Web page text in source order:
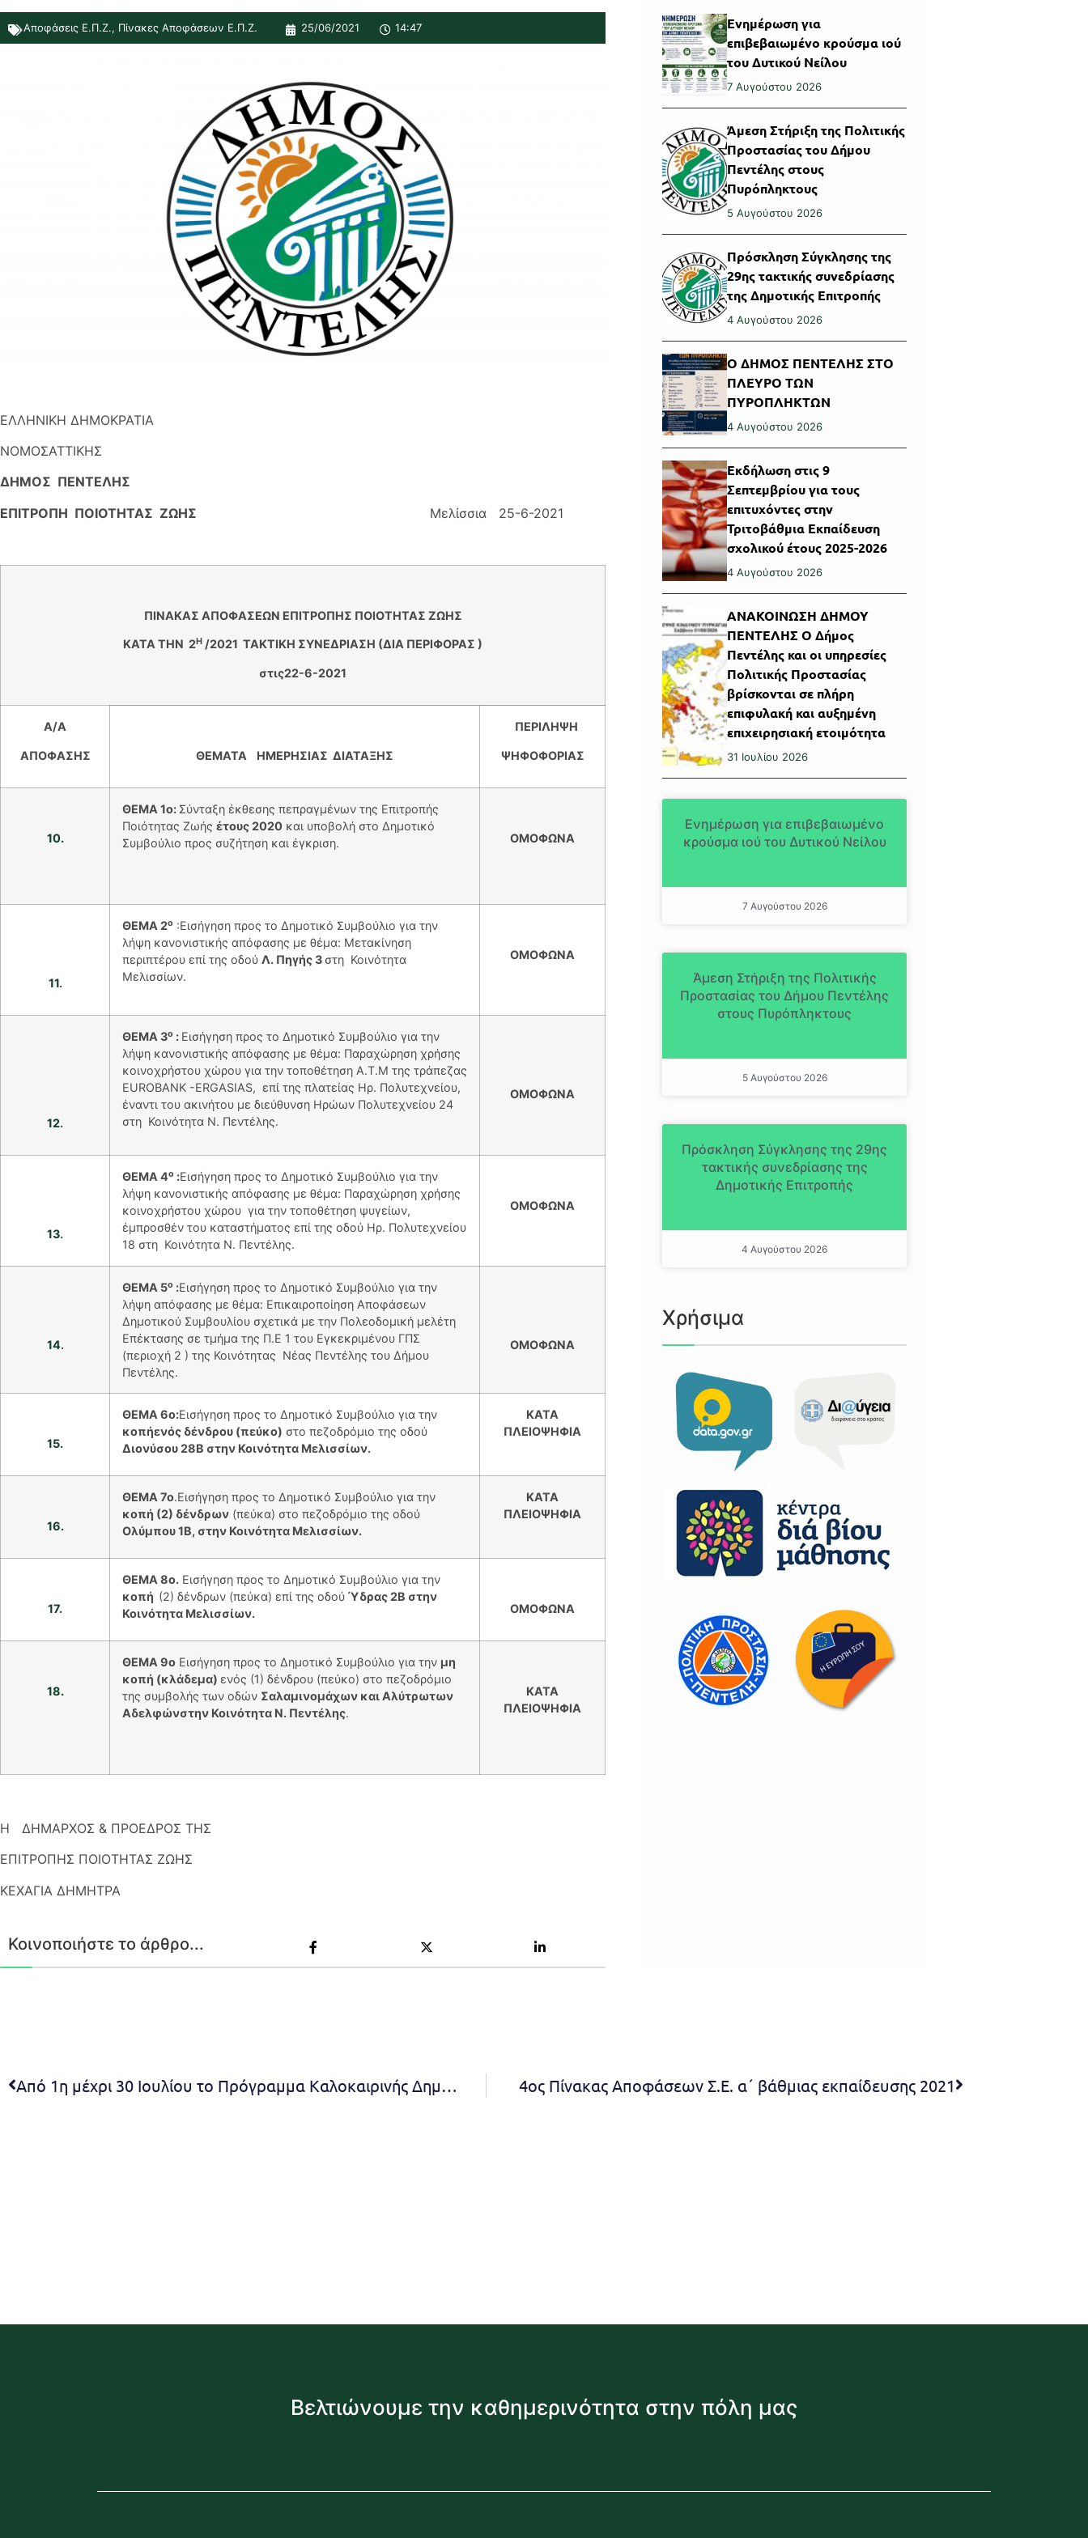
Αποφάσεις Ε.Π.Ζ., Πίνακες Αποφάσεων Ε.Π.Ζ. 25/06/2021 14:47
ΕΛΛΗΝΙΚΗ ΔΗΜΟΚΡΑΤΙΑ
ΝΟΜΟΣΑΤΤΙΚΗΣ
ΔΗΜΟΣ ΠΕΝΤΕΛΗΣ
ΕΠΙΤΡΟΠΗ ΠΟΙΟΤΗΤΑΣ ΖΩΗΣ Μελίσσια 25-6-2021
ΠΙΝΑΚΑΣ ΑΠΟΦΑΣΕΩΝ ΕΠΙΤΡΟΠΗΣ ΠΟΙΟΤΗΤΑΣ ΖΩΗΣ
ΚΑΤΑ ΤΗΝ 2Η /2021 ΤΑΚΤΙΚΗ ΣΥΝΕΔΡΙΑΣΗ (ΔΙΑ ΠΕΡΙΦΟΡΑΣ )
στις22-6-2021
Α/Α
ΑΠΟΦΑΣΗΣ ΘΕΜΑΤΑ ΗΜΕΡΗΣΙΑΣ ΔΙΑΤΑΞΗΣ
ΠΕΡΙΛΗΨΗ
ΨΗΦΟΦΟΡΙΑΣ
10.
ΘΕΜΑ 1ο: Σύνταξη έκθεσης πεπραγμένων της Επιτροπής
Ποιότητας Ζωής έτους 2020 και υποβολή στο Δημοτικό
Συμβούλιο προς συζήτηση και έγκριση.
ΟΜΟΦΩΝΑ
11.
ΘΕΜΑ 2ο :Εισήγηση προς το Δημοτικό Συμβούλιο για την
λήψη κανονιστικής απόφασης με θέμα: Μετακίνηση
περιπτέρου επί της οδού Λ. Πηγής 3στη Κοινότητα
Μελισσίων.
ΟΜΟΦΩΝΑ
12.
ΘΕΜΑ 3ο : Εισήγηση προς το Δημοτικό Συμβούλιο για την
λήψη κανονιστικής απόφασης με θέμα: Παραχώρηση χρήσης
κοινοχρήστου χώρου για την τοποθέτηση Α.Τ.Μ της τράπεζας
EUROBANK -ERGASIAS, επί της πλατείας Ηρ. Πολυτεχνείου,
έναντι του ακινήτου με διεύθυνση Ηρώων Πολυτεχνείου 24
στη Κοινότητα Ν. Πεντέλης.
ΟΜΟΦΩΝΑ
13.
ΘΕΜΑ 4ο :Εισήγηση προς το Δημοτικό Συμβούλιο για την
λήψη κανονιστικής απόφασης με θέμα: Παραχώρηση χρήσης
κοινοχρήστου χώρου για την τοποθέτηση ψυγείων,
έμπροσθέν του καταστήματος επί της οδού Ηρ. Πολυτεχνείου
18 στη Κοινότητα Ν. Πεντέλης.
ΟΜΟΦΩΝΑ
14.
ΘΕΜΑ 5ο :Εισήγηση προς το Δημοτικό Συμβούλιο για την
λήψη απόφασης με θέμα: Επικαιροποίηση Αποφάσεων
Δημοτικού Συμβουλίου σχετικά με την Πολεοδομική μελέτη
Επέκτασης σε τμήμα της Π.Ε 1 του Εγκεκριμένου ΓΠΣ
(περιοχή 2 ) της Κοινότητας Νέας Πεντέλης του Δήμου
Πεντέλης.
ΟΜΟΦΩΝΑ
15.
ΘΕΜΑ 6ο:Εισήγηση προς το Δημοτικό Συμβούλιο για την
κοπήενός δένδρου (πεύκο) στο πεζοδρόμιο της οδού
Διονύσου 28Β στην Κοινότητα Μελισσίων.
ΚΑΤΑ
ΠΛΕΙΟΨΗΦΙΑ
16.
ΘΕΜΑ 7ο.Εισήγηση προς το Δημοτικό Συμβούλιο για την
κοπή (2) δένδρων (πεύκα) στο πεζοδρόμιο της οδού
Ολύμπου 1Β, στην Κοινότητα Μελισσίων.
ΚΑΤΑ
ΠΛΕΙΟΨΗΦΙΑ
17.
ΘΕΜΑ 8ο. Εισήγηση προς το Δημοτικό Συμβούλιο για την
κοπή (2) δένδρων (πεύκα) επί της οδού Ύδρας 2Β στην
Κοινότητα Μελισσίων.
ΟΜΟΦΩΝΑ
18.
ΘΕΜΑ 9ο Εισήγηση προς το Δημοτικό Συμβούλιο για την μη
κοπή (κλάδεμα) ενός (1) δένδρου (πεύκο) στο πεζοδρόμιο
της συμβολής των οδών Σαλαμινομάχων και Αλύτρωτων
Αδελφώνστην Κοινότητα Ν. Πεντέλης.
ΚΑΤΑ
ΠΛΕΙΟΨΗΦΙΑ
Η ΔΗΜΑΡΧΟΣ & ΠΡΟΕΔΡΟΣ ΤΗΣ
ΕΠΙΤΡΟΠΗΣ ΠΟΙΟΤΗΤΑΣ ΖΩΗΣ
ΚΕΧΑΓΙΑ ΔΗΜΗΤΡΑ
Κοινοποιήστε το άρθρο...
Ενημέρωση για
επιβεβαιωμένο κρούσμα ιού
του Δυτικού Νείλου
7 Αυγούστου 2026
Άμεση Στήριξη της Πολιτικής
Προστασίας του Δήμου
Πεντέλης στους
Πυρόπληκτους
5 Αυγούστου 2026
Πρόσκληση Σύγκλησης της
29ης τακτικής συνεδρίασης
της Δημοτικής Επιτροπής
4 Αυγούστου 2026
Ο ΔΗΜΟΣ ΠΕΝΤΕΛΗΣ ΣΤΟ
ΠΛΕΥΡΟ ΤΩΝ
ΠΥΡΟΠΛΗΚΤΩΝ
4 Αυγούστου 2026
Εκδήλωση στις 9
Σεπτεμβρίου για τους
επιτυχόντες στην
Τριτοβάθμια Εκπαίδευση
σχολικού έτους 2025-2026
4 Αυγούστου 2026
ΑΝΑΚΟΙΝΩΣΗ ΔΗΜΟΥ
ΠΕΝΤΕΛΗΣ Ο Δήμος
Πεντέλης και οι υπηρεσίες
Πολιτικής Προστασίας
βρίσκονται σε πλήρη
επιφυλακή και αυξημένη
επιχειρησιακή ετοιμότητα
31 Ιουλίου 2026
Ενημέρωση για επιβεβαιωμένο
κρούσμα ιού του Δυτικού Νείλου
7 Αυγούστου 2026
Άμεση Στήριξη της Πολιτικής
Προστασίας του Δήμου Πεντέλης
στους Πυρόπληκτους
5 Αυγούστου 2026
Πρόσκληση Σύγκλησης της 29ης
τακτικής συνεδρίασης της
Δημοτικής Επιτροπής
4 Αυγούστου 2026
Χρήσιμα
Από 1η μέχρι 30 Ιουλίου το Πρόγραμμα Καλοκαιρινής Δημιουργικής Απασχόλησης του Δήμου Πεντέλης για παιδιά 5-12 ετών. Μέχρι 30 Ιουνίου οι αιτήσεις συμμετοχής για τις δύο πρώτες περιόδους, έως το τέλος του προγράμματος για τις δύο επόμενες 4ος Πίνακας Αποφάσεων Σ.Ε. α΄ βάθμιας εκπαίδευσης 2021
Βελτιώνουμε την καθημερινότητα στην πόλη μας